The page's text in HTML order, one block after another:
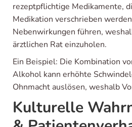
rezeptpflichtige Medikamente,
Medikation verschrieben
Nebenwirkungen führen,
ärztlichen Rat einzuholen.
Ein Beispiel: Die Kombination
Alkohol kann erhöhte
Ohnmacht auslösen, weshalb
Kulturelle